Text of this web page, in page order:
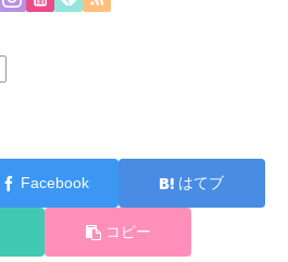
Facebook はてブ
コピー